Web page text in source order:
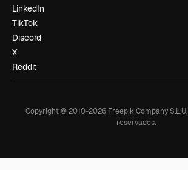
LinkedIn
TikTok
Discord
X
Reddit
Copyright © 2010-2026Freepik Company S.L.U.
reservados.